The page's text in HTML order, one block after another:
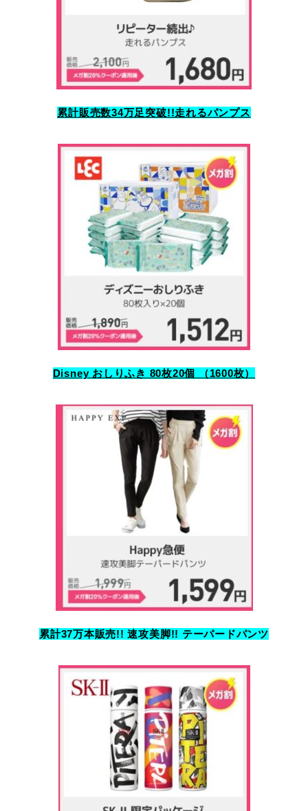
累計販売数34万足突破!!走れるパンプス
Disney おしりふき 80枚20個 （1600枚）
累計37万本販売!! 速攻美脚!! テーパードパンツ